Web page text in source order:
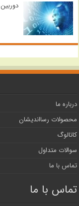
درباره ما
محصولات رسااندیشان
کاتالوگ
سوالات متداول
تماس با ما
تماس با ما